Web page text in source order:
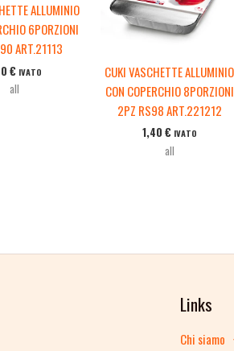
ALLUMINIO
6PORZIONI
ART.21113
€ IVATO
all
CUKI VASCHETTE ALLUMINIO
CON COPERCHIO 8PORZIONI
2PZ RS98 ART.221212
1,40 € IVATO
all
Links
Chi siamo